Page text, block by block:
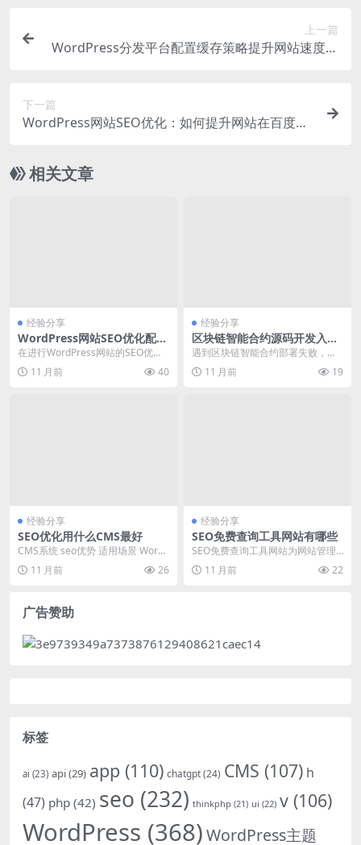
上一篇
WordPress分发平台配置缓存策略提升网站速度教
下一篇
WordPress网站SEO优化：如何提升网站在百度和
相关文章
经验分享
WordPress网站SEO优化配置
详解：如何提升网站排名与流
量
在进行WordPress网站的SEO优化
配置时，我们通常需要关注以下几
个方面。首...
11 月前 40
经验分享
区块链智能合约源码开发入门
到精通 解决常见部署错误
遇到区块链智能合约部署失败，提
示“编译错误：visibility of func...
11 月前 19
经验分享
SEO优化用什么CMS最好
CMS系统 seo优势 适用场景 WordP
ress 丰富的SEO插件、灵活的主...
11 月前 26
经验分享
SEO免费查询工具网站有哪些
SEO免费查询工具网站为网站管理
员和营销人员提供了便捷的方式来
评估和改进其网站在...
11 月前 22
广告赞助
标签
ai (23) api(29) app (110) chatgpt(24) CMS (107) h
(47) php (42) seo (232) thinkphp (21) ui (22) v (106)
WordPress (368)WordPress主题